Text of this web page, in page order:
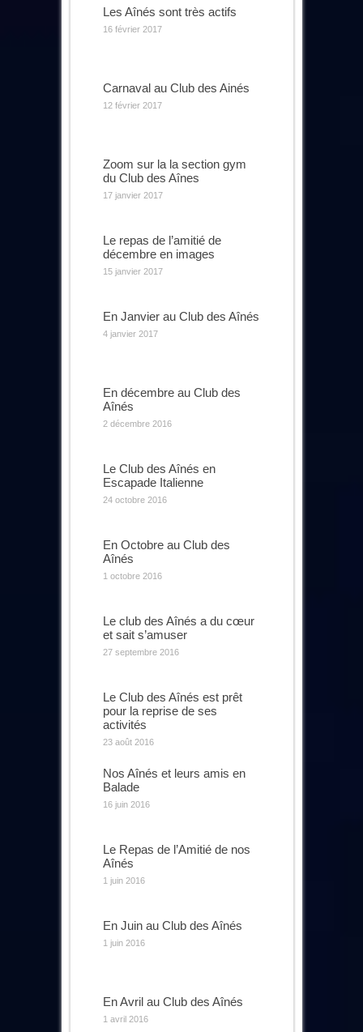
Les Aînés sont très actifs
16 février 2017
Carnaval au Club des Ainés
12 février 2017
Zoom sur la la section gym
du Club des Aînes
17 janvier 2017
Le repas de l’amitié de
décembre en images
15 janvier 2017
En Janvier au Club des Aînés
4 janvier 2017
En décembre au Club des
Aînés
2 décembre 2016
Le Club des Aînés en
Escapade Italienne
24 octobre 2016
En Octobre au Club des
Aînés
1 octobre 2016
Le club des Aînés a du cœur
et sait s’amuser
27 septembre 2016
Le Club des Aînés est prêt
pour la reprise de ses
activités
23 août 2016
Nos Aînés et leurs amis en
Balade
16 juin 2016
Le Repas de l’Amitié de nos
Aînés
1 juin 2016
En Juin au Club des Aînés
1 juin 2016
En Avril au Club des Aînés
1 avril 2016